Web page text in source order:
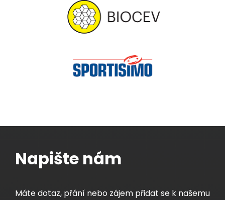
Napište nám
Máte dotaz, přání nebo zájem přidat se k našemu